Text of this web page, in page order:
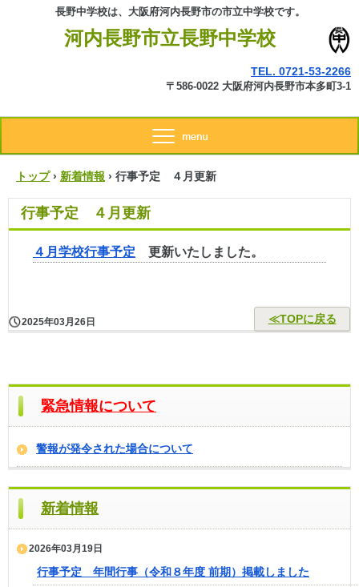
河内長野市立長野中学校
長野中学校は、大阪府河内長野市の市立中学校です。
TEL. 0721-53-2266
〒586-0022 大阪府河内長野市本多町3-1
トップ › 新着情報 › 行事予定 ４月更新
行事予定 ４月更新
４月学校行事予定 更新いたしました。
≪TOPに戻る
2025年03月26日
緊急情報について
警報が発令された場合について
新着情報
2026年03月19日
行事予定 年間行事（令和８年度 前期）掲載しました